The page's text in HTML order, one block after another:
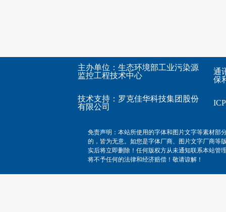
主办单位：生态环境部工业污染源
监控工程技术中心
技术支持： 罗克佳华科技集团股份
有限公司
通
保
免责声明：本站所使用的字体和图片文字等素材部
的，皆为无意。如您是字体厂商、图片文字厂商等
实后将立即删除！任何版权方从未通知联系本站管
将不予任何的法律和经济赔偿！敬请谅解！